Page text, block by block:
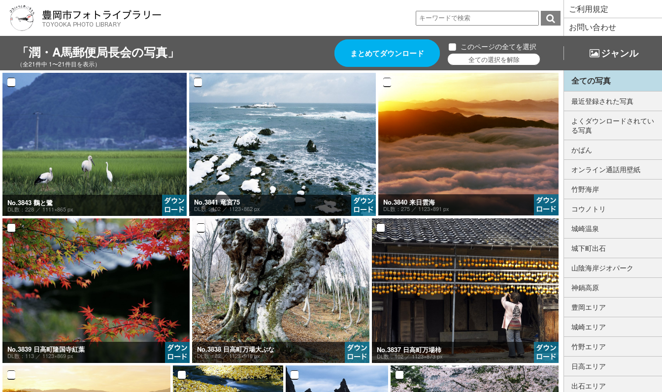
ご利用規定
お問い合わせ
「潤・A馬郵便局長会の写真」
（全21件中 1〜21件目を表示）
まとめてダウンロード
このページの全てを選択
ジャンル
No.3843 鸛と鷺
DL数：228 ／1111×865 px
No.3841 竜宮75
DL数：102 ／1123×862 px
No.3840 来日雲海
DL数：275 ／ 1123×891 px
No.3839 日高町隆国寺紅葉
DL数：113 ／ 1123×869 px
No.3838 日高町万場大ぶな
DL数：82 ／1123×918 px
No.3837 日高町万場柿
DL数：102 ／1123×873 px
全ての写真
最近登録された写真
よくダウンロードされてい
る写真
かばん
オンライン通話用壁紙
竹野海岸
コウノトリ
城崎温泉
城下町出石
山陰海岸ジオパーク
神鍋高原
豊岡エリア
城崎エリア
竹野エリア
日高エリア
出石エリア